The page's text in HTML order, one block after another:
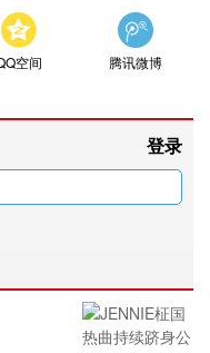
空间 腾讯微博
登录